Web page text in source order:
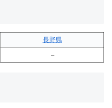
長野県
–